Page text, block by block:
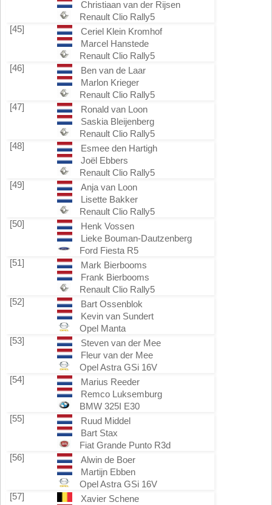
Christiaan van der Rijsen
Renault Clio Rally5
[45]
Ceriel Klein Kromhof
Marcel Hanstede
Renault Clio Rally5
[46]
Ben van de Laar
Marlon Krieger
Renault Clio Rally5
[47]
Ronald van Loon
Saskia Bleijenberg
Renault Clio Rally5
[48]
Esmee den Hartigh
Joël Ebbers
Renault Clio Rally5
[49]
Anja van Loon
Lisette Bakker
Renault Clio Rally5
[50]
Henk Vossen
Lieke Bouman-Dautzenberg
Ford Fiesta R5
[51]
Mark Bierbooms
Frank Bierbooms
Renault Clio Rally5
[52]
Bart Ossenblok
Kevin van Sundert
Opel Manta
[53]
Steven van der Mee
Fleur van der Mee
Opel Astra GSi 16V
[54]
Marius Reeder
Remco Luksemburg
BMW 325I E30
[55]
Ruud Middel
Bart Stax
Fiat Grande Punto R3d
[56]
Alwin de Boer
Martijn Ebben
Opel Astra GSi 16V
[57]
Xavier Schene